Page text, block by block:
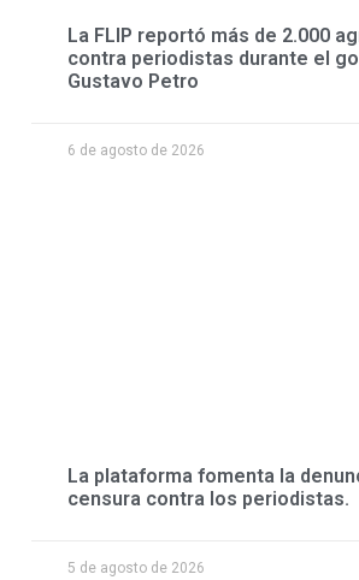
La FLIP reportó más de 2.000
contra periodistas durante el
Gustavo Petro
6 de agosto de 2026
La plataforma fomenta la
censura contra los periodistas.
5 de agosto de 2026